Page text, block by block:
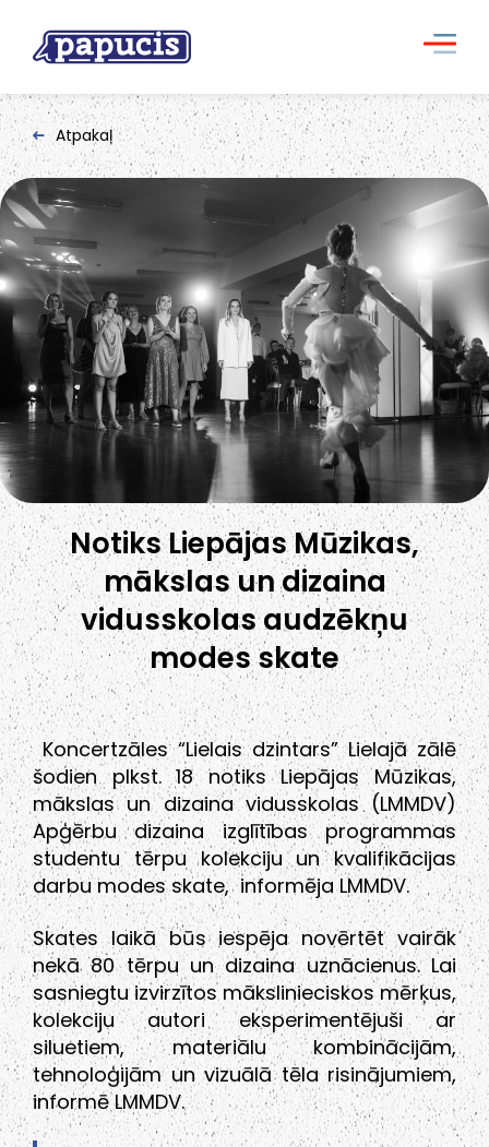
Atpakaļ
Notiks Liepājas Mūzikas,
mākslas un dizaina
vidusskolas audzēkņu
modes skate
Koncertzāles “Lielais dzintars” Lielajā zālē
šodien plkst. 18 notiks Liepājas Mūzikas,
mākslas un dizaina vidusskolas (LMMDV)
Apģērbu dizaina izglītības programmas
studentu tērpu kolekciju un kvalifikācijas
darbu modes skate, informēja LMMDV.
Skates laikā būs iespēja novērtēt vairāk
nekā 80 tērpu un dizaina uznācienus. Lai
sasniegtu izvirzītos mākslinieciskos mērķus,
kolekciju autori eksperimentējuši ar
siluetiem, materiālu kombinācijām,
tehnoloģijām un vizuālā tēla risinājumiem,
informē LMMDV.